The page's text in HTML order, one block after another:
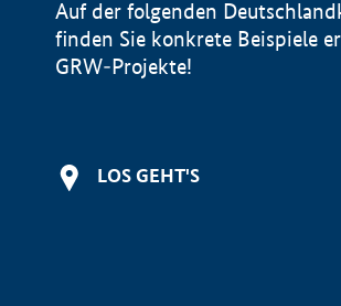
Auf der folgenden
finden Sie konkrete Beispiele
GRW-Projekte!
LOS GEHT'S